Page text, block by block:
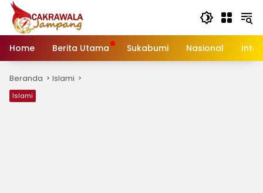
Langsung
konten
Home
Berita Utama Sukabumi Nasional
Beranda Islami
Islami